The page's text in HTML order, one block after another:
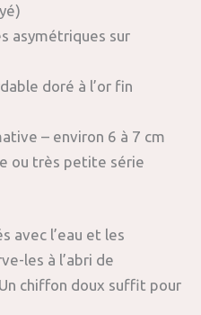
asymétriques sur
doré à l’or fin
– environ 6 à 7 cm
ou très petite série
avec l’eau et les
les à l’abri de
chiffon doux suffit pour